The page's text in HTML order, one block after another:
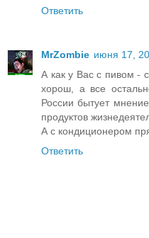
Ответить
MrZombie июня 17,
А как у Вас с пивом -
хорош, а все
России бытует
продуктов
А с кондиционером
Ответить